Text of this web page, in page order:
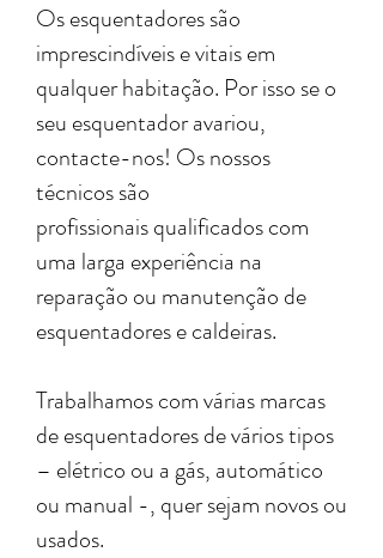
Os esquentadores são
imprescindíveis e vitais em
qualquer habitação. Por isso se o
seu esquentador avariou,
contacte-nos! Os nossos
técnicos são
profissionais qualificados com
uma larga experiência na
reparação ou manutenção de
esquentadores e caldeiras.
Trabalhamos com várias marcas
de esquentadores de vários tipos
– elétrico ou a gás, automático
ou manual -, quer sejam novos ou
usados.